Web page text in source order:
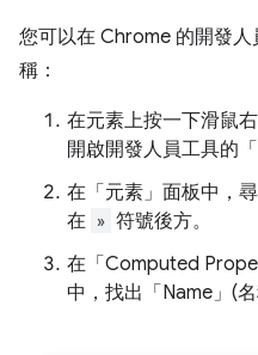
您可以在 Chrome 的開發
稱：
在元素上按一下滑鼠
開啟開發人員工具的
在「元素」面板中，尋
在 » 符號後方。
在「Computed
中，找出「Name」(